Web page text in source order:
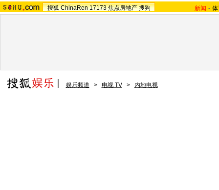
搜狐 ChinaRen 17173 焦点房地产 搜狗 新闻 -
娱乐频道 > 电视 TV > 内地电视